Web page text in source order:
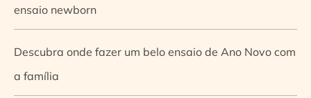
ensaio newborn
Descubra onde fazer um belo ensaio de Ano Novo com
a família